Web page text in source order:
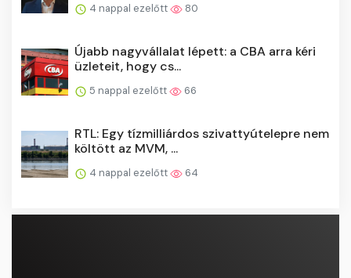
4 nappal ezelőtt 80
Újabb nagyvállalat lépett: a CBA arra kéri
üzleteit, hogy cs...
5 nappal ezelőtt 66
RTL: Egy tízmilliárdos szivattyútelepre nem
költött az MVM, ...
4 nappal ezelőtt 64